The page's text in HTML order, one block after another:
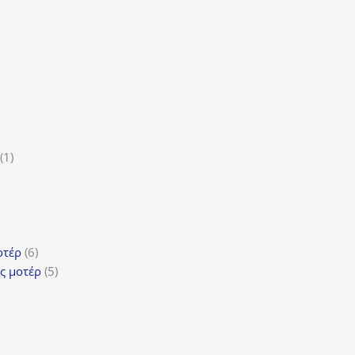
11
66
προϊόντα
μοτέρ 55